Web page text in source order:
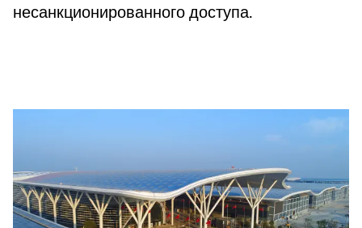
несанкционированного доступа.